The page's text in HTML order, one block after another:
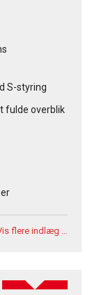
S-styring
fulde overblik
flere indlæg …